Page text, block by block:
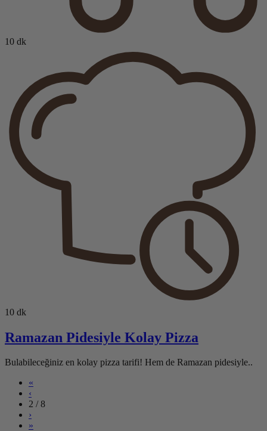
10 dk
10 dk
Ramazan Pidesiyle Kolay Pizza
Bulabileceğiniz en kolay pizza tarifi! Hem de Ramazan pidesiyle..
«
‹
2 / 8
›
»